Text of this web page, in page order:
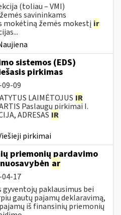
(toliau – VMI)
savininkams
mokėtiną žemės mokestį ir
sistemos (EDS)
pirkimas
09
LAIMĖTOJUS IR
Paslaugų pirkimai I.
ADRESAS IR
pirkimai
priemonių pardavimo
ar
04-17
paklausimus bei
gautų pajamų deklaravimą,
iš finansinių priemonių